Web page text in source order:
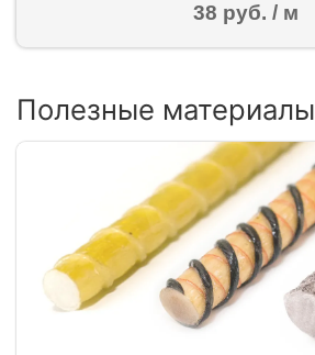
38 руб. / м
Полезные материалы